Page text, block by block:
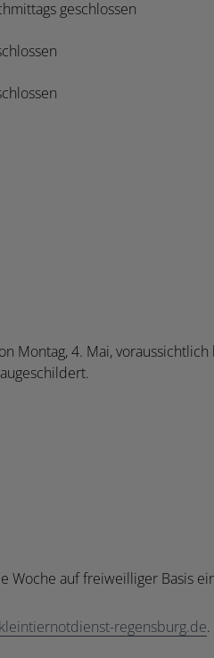
geschlossen
Montag, 4. Mai,
Woche auf freiweilliger Basis
regensburg.de.